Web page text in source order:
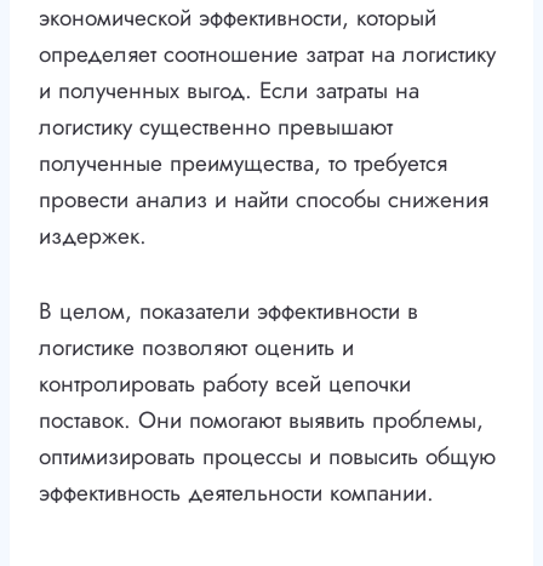
экономической эффективности, который
определяет соотношение затрат на логистику
и полученных выгод. Если затраты на
логистику существенно превышают
полученные преимущества, то требуется
провести анализ и найти способы снижения
издержек.
В целом, показатели эффективности в
логистике позволяют оценить и
контролировать работу всей цепочки
поставок. Они помогают выявить проблемы,
оптимизировать процессы и повысить общую
эффективность деятельности компании.